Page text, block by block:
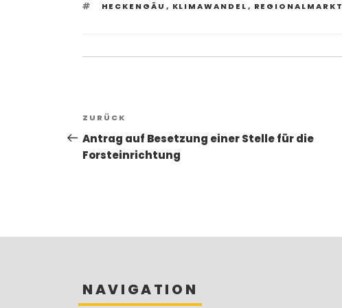
SCHLAGWÖRTER
HECKENGÄU , KLIMAWANDEL, REGIONALMARKT
Beitragsnavigation
Vorheriger
Beitrag
ZURÜCK
Antrag auf Besetzung einer Stelle für die
Forsteinrichtung
NAVIGATION